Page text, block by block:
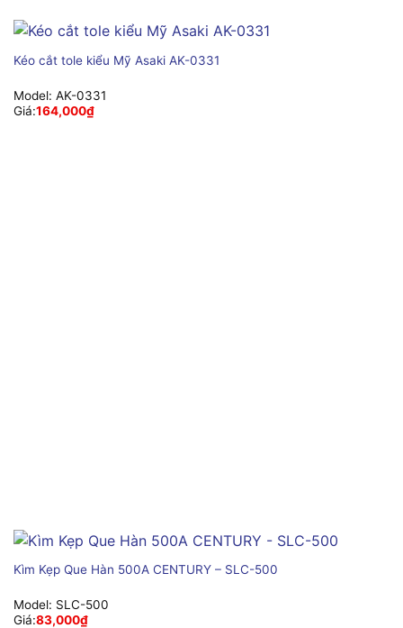
Kéo cắt tole kiểu Mỹ Asaki AK-0331
Model: AK-0331
Giá:164,000₫
Kìm Kẹp Que Hàn 500A CENTURY – SLC-500
Model: SLC-500
Giá:83,000₫